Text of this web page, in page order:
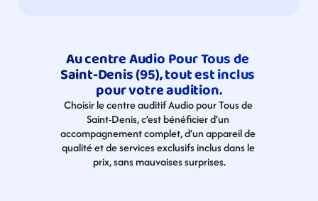
Au centre Audio Pour Tous de
Saint-Denis (95), tout est inclus
pour votre audition.
Choisir le centre auditif Audio pour Tous de
Saint-Denis, c’est bénéficier d’un
accompagnement complet, d’un appareil de
qualité et de services exclusifs inclus dans le
prix, sans mauvaises surprises.